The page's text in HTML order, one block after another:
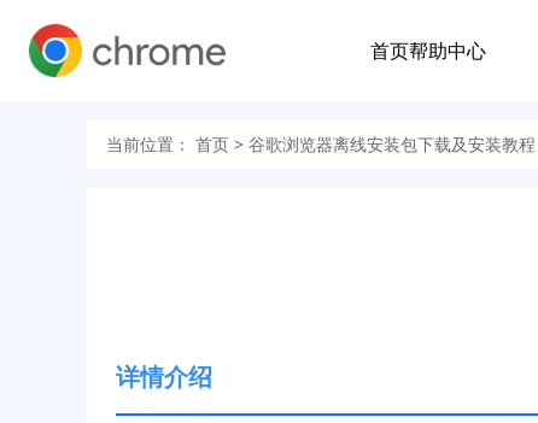
首页帮助中心
当前位置： 首页 > 谷歌浏览器离线安装包下载及安装教程
详情介绍